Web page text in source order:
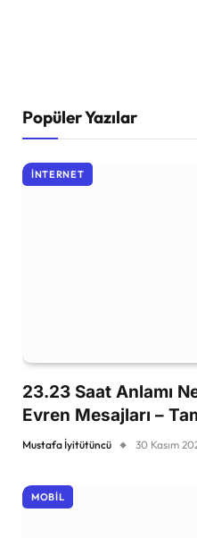
Popüler Yazılar
İNTERNET
23.23 Saat Anlamı
Evren Mesajları –
Mustafa İyitütüncü 30 Kasım
MOBIL